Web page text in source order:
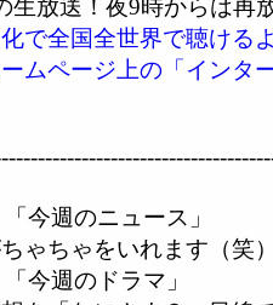
生放送！夜9時からは再
で全国全世界で聴ける
ームページ上の「インタ
今週のニュース」
ちゃちゃをいれます（笑
今週のドラマ」